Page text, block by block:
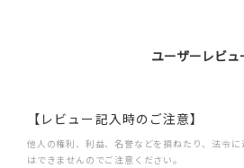
ユーザーレビュ
【レビュー記入時のご注意】
他人の権利、利益、名誉などを損ねたり、法令
はできませんのでご注意ください。